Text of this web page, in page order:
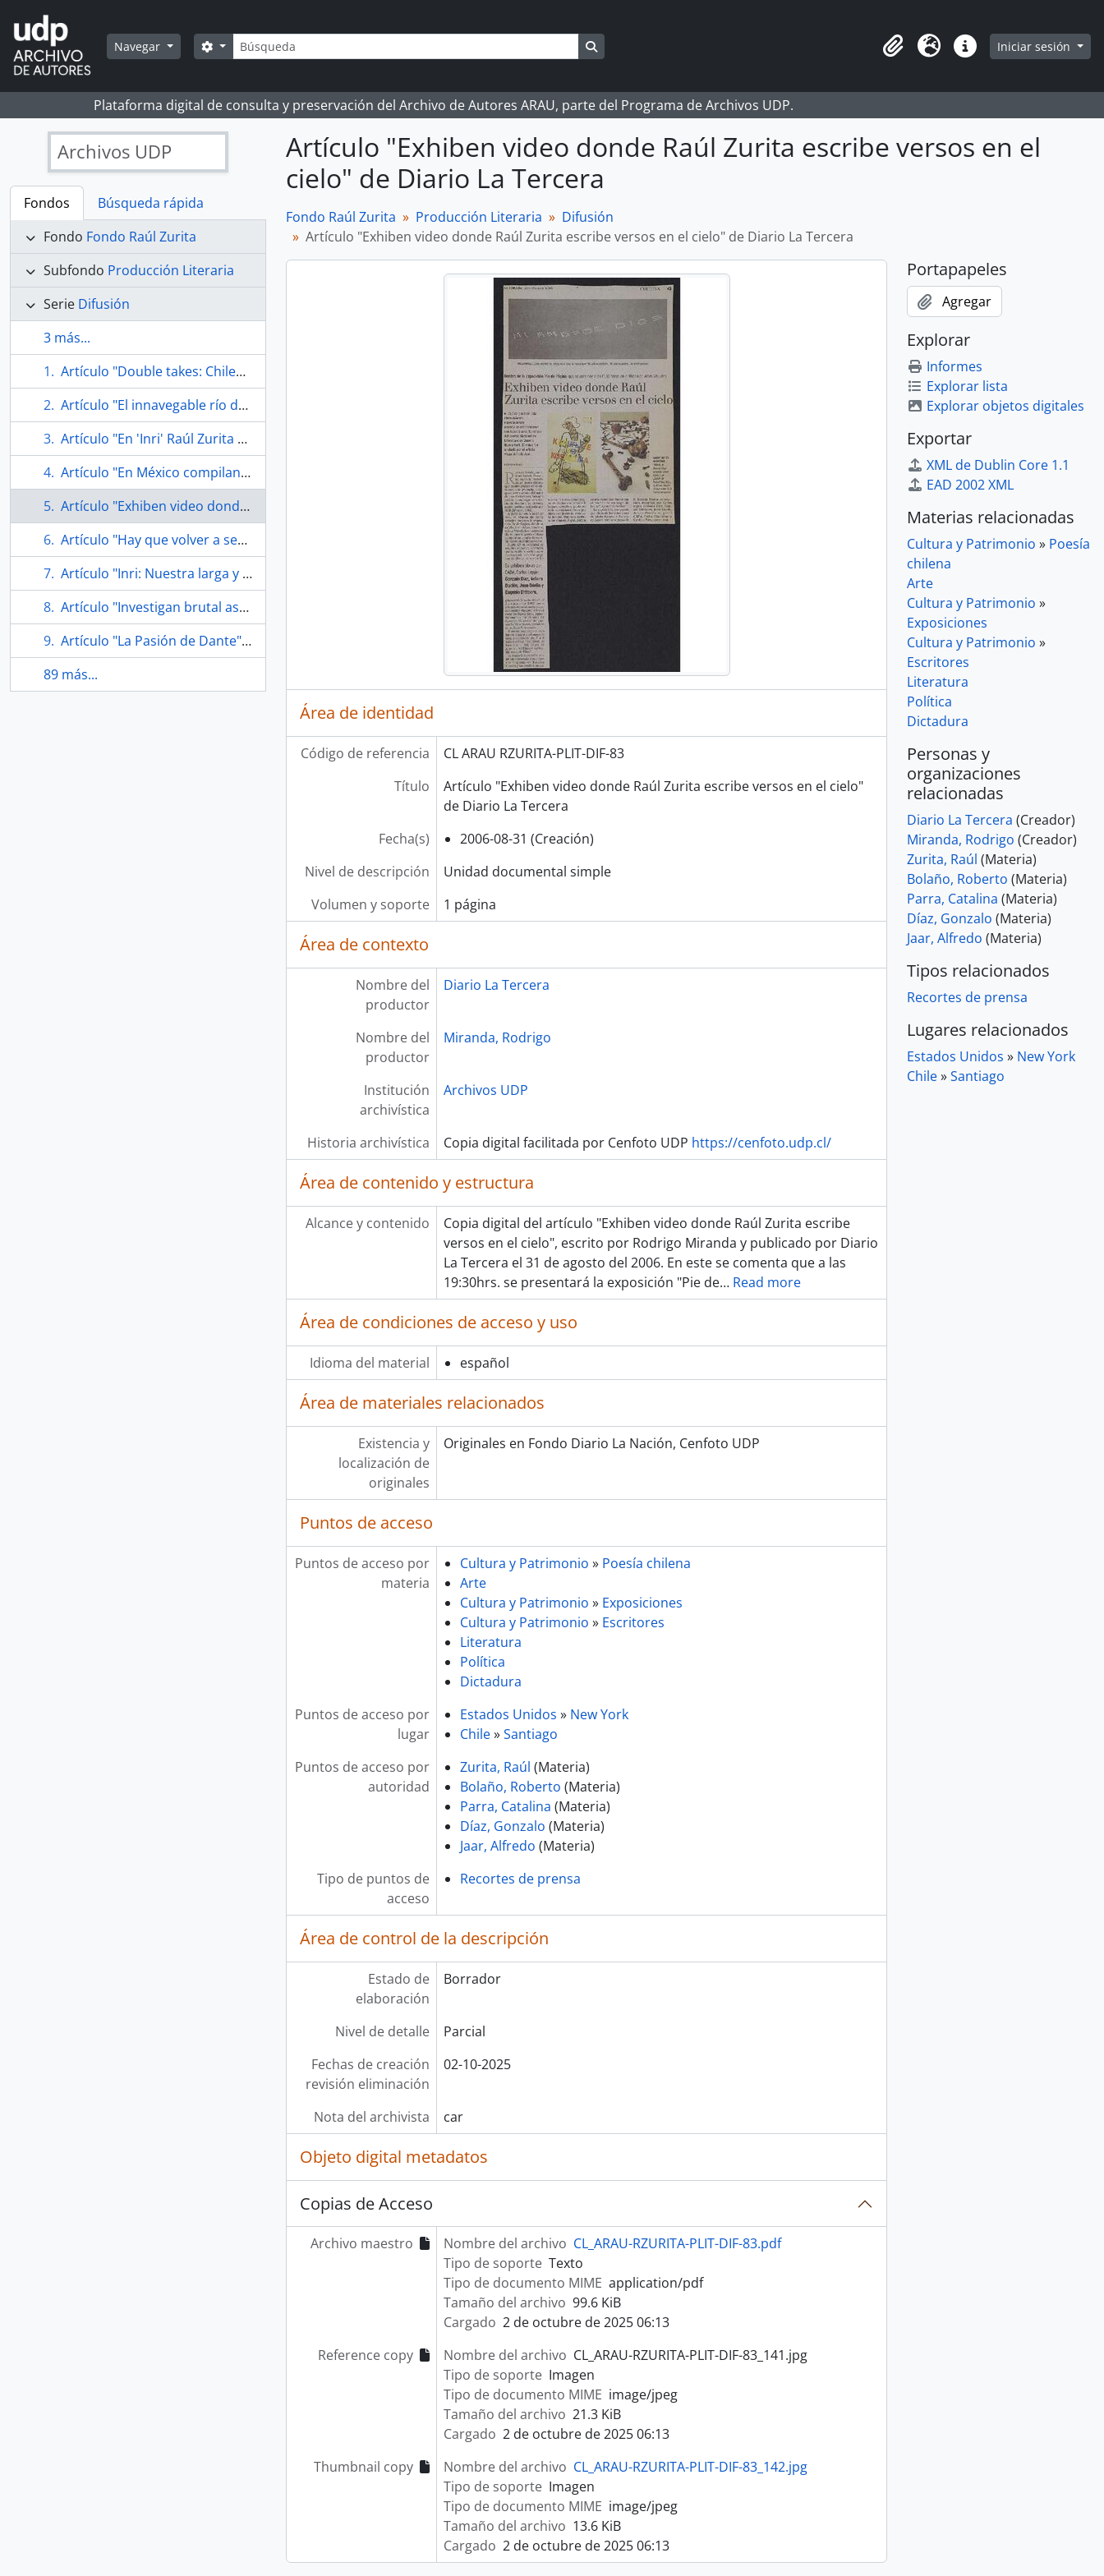
Skip to main content
Navegar Búsqueda
Search options
Portapapeles
Idioma Enlaces rápidos
Iniciar sesión
Plataforma digital de consulta y preservación del Archivo de Autores ARAU, parte del Programa de Archivos UDP.
Archivos UDP
Fondos
Búsqueda rápida
Fondo Fondo Raúl Zurita
Subfondo Producción Literaria
Serie Difusión
3 más...
Artículo "Double takes: Chilean poet with a message offers some heavenly verse" de Newsday (Suffolk Edition)
Artículo "El innavegable río de las palabras" de Diario La Tercera
Artículo "En 'Inri' Raúl Zurita escribe para los ciegos" de Diario El Mercurio
Artículo "En México compilan obras completas de Raúl Zurita" de Diario El Mercurio
Artículo "Exhiben video donde Raúl Zurita escribe versos en el cielo" de Diario La Tercera
Artículo "Hay que volver a ser extremo y demente" de Diario La Nación
Artículo "Inri: Nuestra larga y angosta tuba desierta" de Diario La Nación
Artículo "Investigan brutal asalto a poeta Raúl Zurita en 'noche de brujas'" de Diario La Tercera
Artículo "La Pasión de Dante" de Diario El Mercurio
89 más...
Artículo "Exhiben video donde Raúl Zurita escribe versos en el
cielo" de Diario La Tercera
Fondo Raúl Zurita Producción Literaria
Difusión
Artículo "Exhiben video donde Raúl Zurita escribe versos en el cielo" de Diario La Tercera
Área de identidad
Código de referencia
CL ARAU RZURITA-PLIT-DIF-83
Título
Artículo "Exhiben video donde Raúl Zurita escribe versos en el cielo"
de Diario La Tercera
Fecha(s)
2006-08-31 (Creación)
Nivel de descripción
Unidad documental simple
Volumen y soporte
1 página
Área de contexto
Nombre del
productor
Diario La Tercera
Nombre del
productor
Miranda, Rodrigo
Institución
archivística
Archivos UDP
Historia archivística Copia digital facilitada por Cenfoto UDP https://cenfoto.udp.cl/
Área de contenido y estructura
Alcance y contenido
Copia digital del artículo "Exhiben video donde Raúl Zurita escribe
versos en el cielo", escrito por Rodrigo Miranda y publicado por Diario
La Tercera el 31 de agosto del 2006. En este se comenta que a las
19:30hrs. se presentará la exposición "Pie de… Read more
Área de condiciones de acceso y uso
Idioma del material español
Área de materiales relacionados
Existencia y
localización de
originales
Originales en Fondo Diario La Nación, Cenfoto UDP
Puntos de acceso
Puntos de acceso por
materia
Cultura y Patrimonio » Poesía chilena
Arte
Cultura y Patrimonio » Exposiciones
Cultura y Patrimonio » Escritores
Literatura
Política
Dictadura
Puntos de acceso por
lugar
Estados Unidos » New York
Chile»Santiago
Puntos de acceso por
autoridad
Zurita, Raúl (Materia)
Bolaño, Roberto (Materia)
Parra, Catalina (Materia)
Díaz, Gonzalo (Materia)
Jaar, Alfredo (Materia)
Tipo de puntos de
acceso
Recortes de prensa
Área de control de la descripción
Estado de
elaboración
Borrador
Nivel de detalle
Parcial
Fechas de creación
revisión eliminación
02-10-2025
Nota del archivista car
Objeto digital metadatos
Copias de Acceso
Archivo maestro Nombre del archivo CL_ARAU-RZURITA-PLIT-DIF-83.pdf
Tipo de soporte Texto
Tipo de documento MIME application/pdf
Tamaño del archivo 99.6 KiB
Cargado 2 de octubre de 2025 06:13
Reference copy
Nombre del archivo CL_ARAU-RZURITA-PLIT-DIF-83_141.jpg
Tipo de soporte Imagen
Tipo de documento MIME image/jpeg
Tamaño del archivo 21.3 KiB
Cargado 2 de octubre de 2025 06:13
Thumbnail copy
Nombre del archivo CL_ARAU-RZURITA-PLIT-DIF-83_142.jpg
Tipo de soporte Imagen
Tipo de documento MIME image/jpeg
Tamaño del archivo 13.6 KiB
Cargado 2 de octubre de 2025 06:13
Portapapeles
Agregar
Explorar
Informes
Explorar lista
Explorar objetos digitales
Exportar
XML de Dublin Core 1.1
EAD 2002 XML
Materias relacionadas
Cultura y Patrimonio » Poesía
chilena
Arte
Cultura y Patrimonio »
Exposiciones
Cultura y Patrimonio »
Escritores
Literatura
Política
Dictadura
Personas y
organizaciones
relacionadas
Diario La Tercera (Creador)
Miranda, Rodrigo (Creador)
Zurita, Raúl (Materia)
Bolaño, Roberto (Materia)
Parra, Catalina (Materia)
Díaz, Gonzalo (Materia)
Jaar, Alfredo (Materia)
Tipos relacionados
Recortes de prensa
Lugares relacionados
Estados Unidos » New York
Chile»Santiago